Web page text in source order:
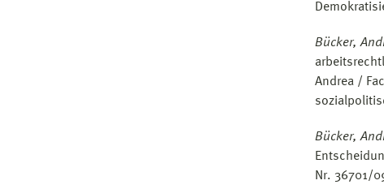
Bücker,
Andrea /
Bücker,
Nr. 36701/